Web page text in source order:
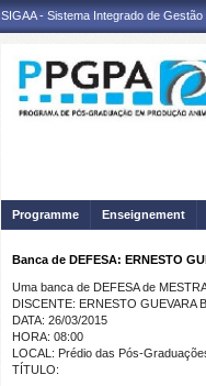
SIGAA - Sistema Integrado de
Programme Enseignement
Banca de DEFESA: ERNESTO
Uma banca de DEFESA de
DISCENTE: ERNESTO GUEVARA
DATA: 26/03/2015
HORA: 08:00
LOCAL: Prédio das Pós-
TÍTULO: